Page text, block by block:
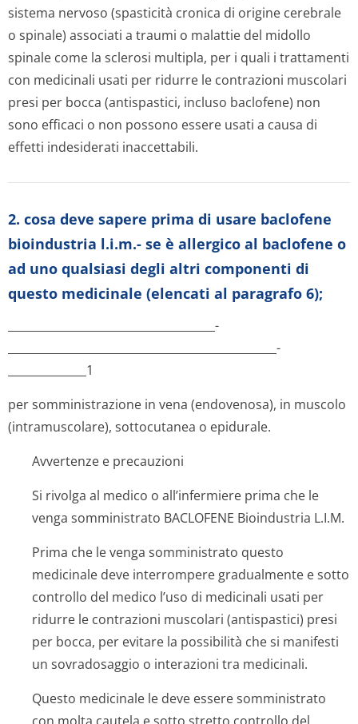
sistema nervoso (spasticità cronica di origine cerebrale
o spinale) associati a traumi o malattie del midollo
spinale come la sclerosi multipla, per i quali i trattamenti
con medicinali usati per ridurre le contrazioni muscolari
presi per bocca (antispastici, incluso baclofene) non
sono efficaci o non possono essere usati a causa di
effetti indesiderati inaccettabili.
2. cosa deve sapere prima di usare baclofene
bioindustria l.i.m.- se è allergico al baclofene o
ad uno qualsiasi degli altri componenti di
questo medicinale (elencati al paragrafo 6);
_____________­________________________­
________________________­________________________­
______________1
per somministrazione in vena (endovenosa), in muscolo
(intramuscolare), sottocutanea o epidurale.
Avvertenze e precauzioni
Si rivolga al medico o all’infermiere prima che le
venga somministrato BACLOFENE Bioindustria L.I.M.
Prima che le venga somministrato questo
medicinale deve interrompere gradualmente e sotto
controllo del medico l’uso di medicinali usati per
ridurre le contrazioni muscolari (antispastici) presi
per bocca, per evitare la possibilità che si manifesti
un sovradosaggio o interazioni tra medicinali.
Questo medicinale le deve essere somministrato